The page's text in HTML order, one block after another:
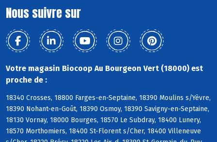
Nous suivre sur
Votre magasin Biocoop Au Bourgeon Vert (18000) est
proche de :
18340 Crosses, 18800 Farges-en-Septaine, 18390 Moulins s/Yèvre,
18390 Nohant-en-Goût, 18390 Osmoy, 18390 Savigny-en-Septaine,
18130 Vornay, 18000 Bourges, 18570 Le Subdray, 18400 Lunery,
18570 Morthomiers, 18400 St-Florent s/Cher, 18400 Villeneuve